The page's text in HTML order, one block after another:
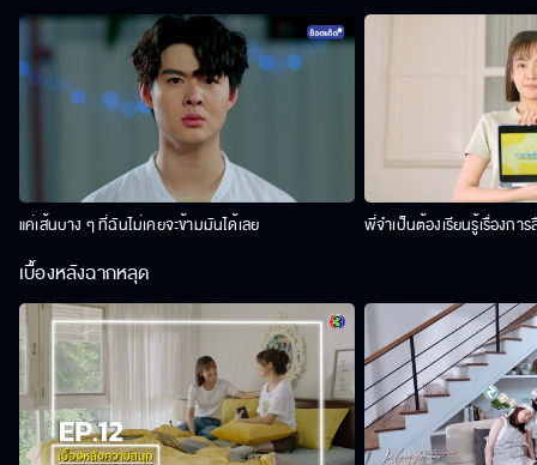
แค่เส้นบาง ๆ ที่ฉันไม่เคยจะข้ามมันได้เลย พี่จำเป็นต้องเรียนรู้เรื่องการ
เบื้องหลังฉากหลุด